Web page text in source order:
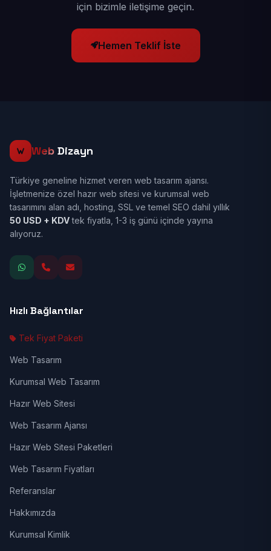
için bizimle iletişime geçin.
Hemen Teklif İste
Web Dizayn
Türkiye geneline hizmet veren web tasarım ajansı.
İşletmenize özel hazır web sitesi ve kurumsal web
tasarımını alan adı, hosting, SSL ve temel SEO dahil yıllık
50 USD + KDVtek fiyatla, 1-3 iş günü içinde yayına
alıyoruz.
Hızlı Bağlantılar
Tek Fiyat Paketi
Web Tasarım
Kurumsal Web Tasarım
Hazır Web Sitesi
Web Tasarım Ajansı
Hazır Web Sitesi Paketleri
Web Tasarım Fiyatları
Referanslar
Hakkımızda
Kurumsal Kimlik